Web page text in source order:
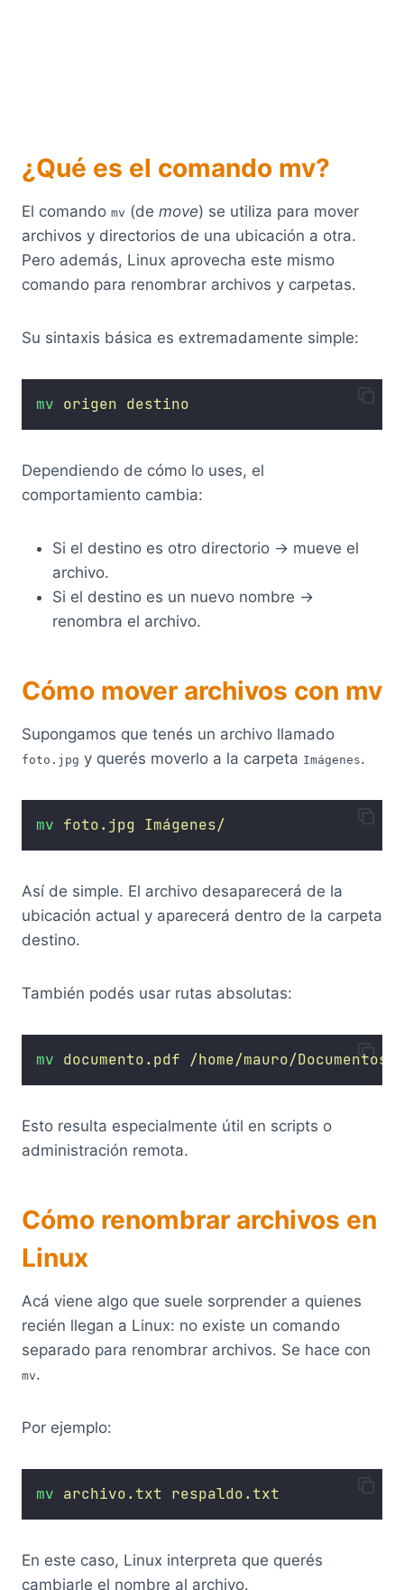
¿Qué es el comando mv?
El comando mv (de move) se utiliza para mover
archivos y directorios de una ubicación a otra.
Pero además, Linux aprovecha este mismo
comando para renombrar archivos y carpetas.
Su sintaxis básica es extremadamente simple:
mv origen destino
Dependiendo de cómo lo uses, el
comportamiento cambia:
Si el destino es otro directorio → mueve el
archivo.
Si el destino es un nuevo nombre →
renombra el archivo.
Cómo mover archivos con mv
Supongamos que tenés un archivo llamado
foto.jpg y querés moverlo a la carpeta Imágenes.
mv foto.jpg Imágenes/
Así de simple. El archivo desaparecerá de la
ubicación actual y aparecerá dentro de la carpeta
destino.
También podés usar rutas absolutas:
mv documento.pdf /home/mauro/Documentos/
Esto resulta especialmente útil en scripts o
administración remota.
Cómo renombrar archivos en
Linux
Acá viene algo que suele sorprender a quienes
recién llegan a Linux: no existe un comando
separado para renombrar archivos. Se hace con
mv.
Por ejemplo:
mv archivo.txt respaldo.txt
En este caso, Linux interpreta que querés
cambiarle el nombre al archivo.